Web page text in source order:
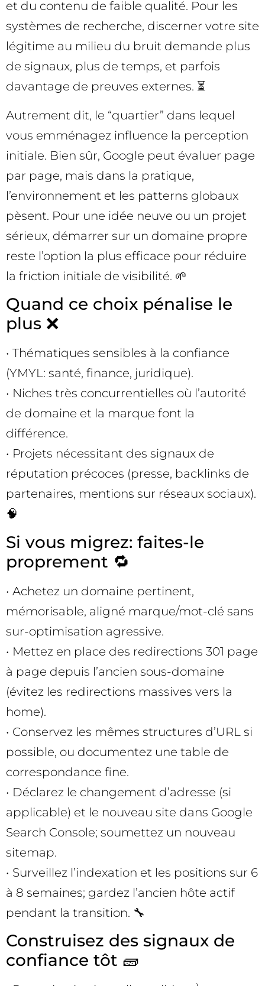
et du contenu de faible qualité. Pour les
systèmes de recherche, discerner votre site
légitime au milieu du bruit demande plus
de signaux, plus de temps, et parfois
davantage de preuves externes. ⏳
Autrement dit, le “quartier” dans lequel
vous emménagez influence la perception
initiale. Bien sûr, Google peut évaluer page
par page, mais dans la pratique,
l’environnement et les patterns globaux
pèsent. Pour une idée neuve ou un projet
sérieux, démarrer sur un domaine propre
reste l’option la plus efficace pour réduire
la friction initiale de visibilité. 🌱
Quand ce choix pénalise le
plus ❌
• Thématiques sensibles à la confiance
(YMYL: santé, finance, juridique).
• Niches très concurrentielles où l’autorité
de domaine et la marque font la
différence.
• Projets nécessitant des signaux de
réputation précoces (presse, backlinks de
partenaires, mentions sur réseaux sociaux).
🧠
Si vous migrez: faites-le
proprement 🔁
• Achetez un domaine pertinent,
mémorisable, aligné marque/mot-clé sans
sur-optimisation agressive.
• Mettez en place des redirections 301 page
à page depuis l’ancien sous-domaine
(évitez les redirections massives vers la
home).
• Conservez les mêmes structures d’URL si
possible, ou documentez une table de
correspondance fine.
• Déclarez le changement d’adresse (si
applicable) et le nouveau site dans Google
Search Console; soumettez un nouveau
sitemap.
• Surveillez l’indexation et les positions sur 6
à 8 semaines; gardez l’ancien hôte actif
pendant la transition. 🔧
Construisez des signaux de
confiance tôt 🧱